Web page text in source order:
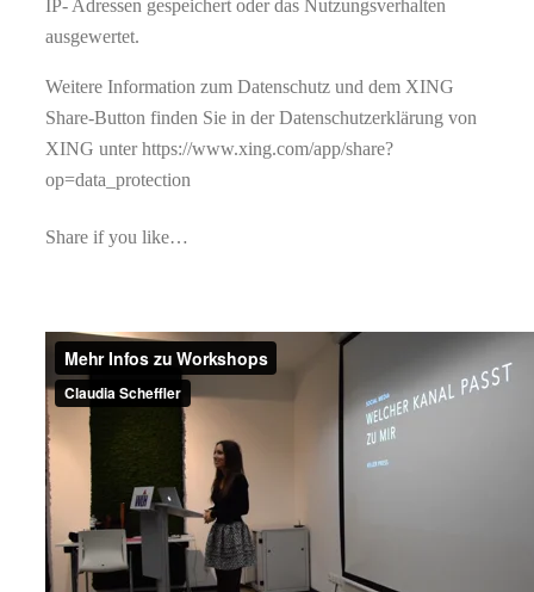
IP- Adressen gespeichert oder das Nutzungsverhalten
ausgewertet.
Weitere Information zum Datenschutz und dem XING
Share-Button finden Sie in der Datenschutzerklärung von
XING unter https://www.xing.com/app/share?
op=data_protection
Share if you like…